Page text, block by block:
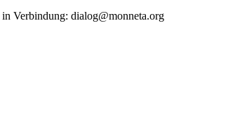
Verbindung: dialog@monneta.org